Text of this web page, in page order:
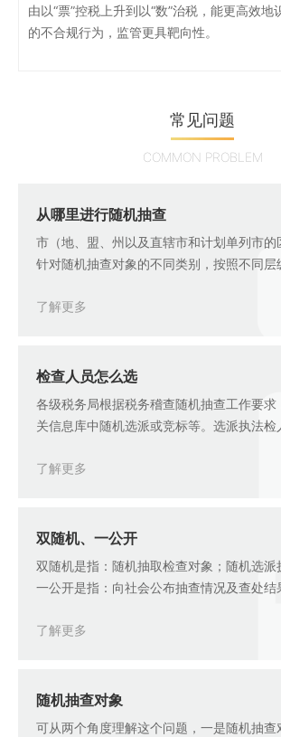
由以“票”控税上升到以“数”治税，能更高效地
的不合规行为，监管更具靶向性。
常见问题
COMMON PROBLEM
从哪里进行随机抽查
市（地、盟、州以及直辖市和计划单列市的
针对随机抽查对象的不同类别，按照不同层
等级、纳税信用等级划分为三个库：重点稽
了解更多
检查人员怎么选
各级税务局根据税务稽查随机抽查工作要求
关信息库中随机选派或竞标等。选派执法检
一抽查对象再次实施检查；对同一抽查对象
了解更多
双随机、一公开
双随机是指：随机抽取检查对象；随机选派
一公开是指：向社会公布抽查情况及查处结
了解更多
随机抽查对象
可从两个角度理解这个问题，一是随机抽查